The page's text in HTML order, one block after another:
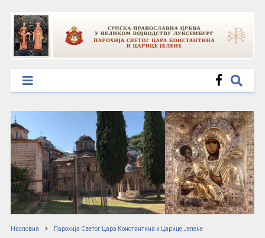
Насловна Парохија Светог Цара Константина и Царице Јелене